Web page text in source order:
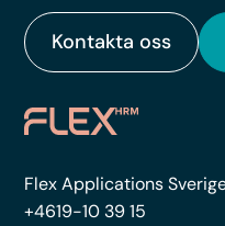
Kontakta oss
Flex Applications
+4619-10 39 15